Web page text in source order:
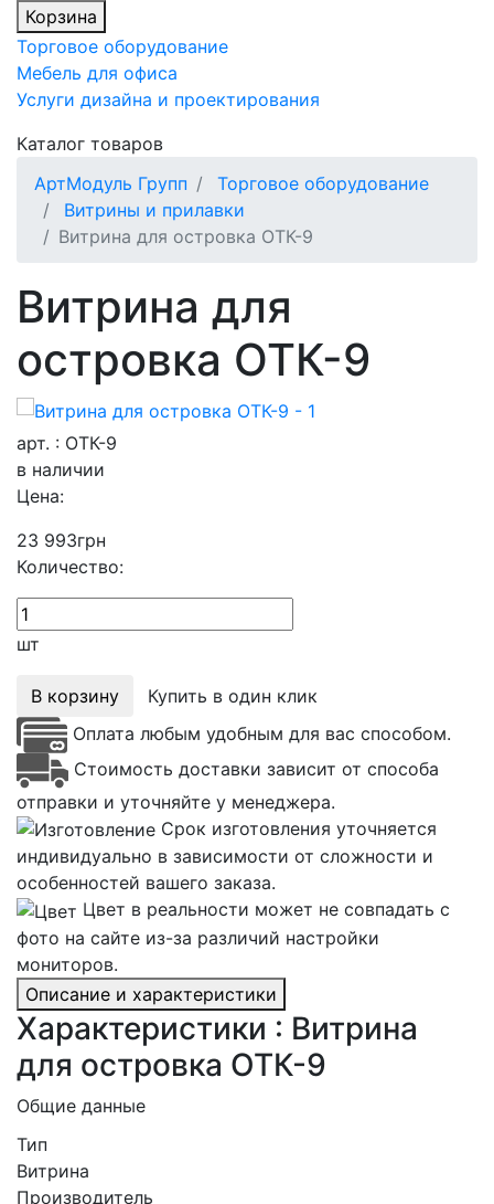
Корзина
Торговое оборудование
Мебель для офиса
Услуги дизайна и проектирования
Каталог товаров
АртМодуль Групп
Торговое оборудование
Витрины и прилавки
Витрина для островка ОТК-9
Витрина для
островка ОТК-9
арт. : ОТК-9
в наличии
Цена:
23 993грн
Количество:
шт
В корзину
Купить в один клик
Оплата любым удобным для вас способом.
Стоимость доставки зависит от способа
отправки и уточняйте у менеджера.
Срок изготовления уточняется
индивидуально в зависимости от сложности и
особенностей вашего заказа.
Цвет в реальности может не совпадать с
фото на сайте из-за различий настройки
мониторов.
Описание и характеристики
Характеристики : Витрина
для островка ОТК-9
Общие данные
Тип
Витрина
Производитель